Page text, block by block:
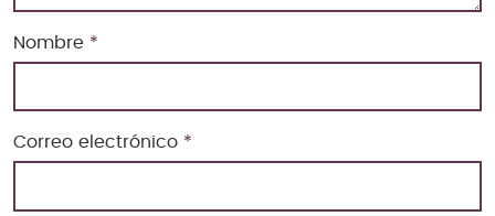
Nombre *
Correo electrónico *